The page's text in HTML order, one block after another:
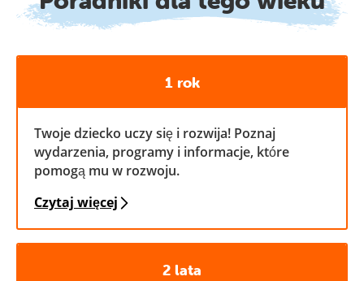
1 rok
Twoje dziecko uczy się i rozwija! Poznaj
wydarzenia, programy i informacje, które
pomogą mu w rozwoju.
Czytaj więcej
2 lata